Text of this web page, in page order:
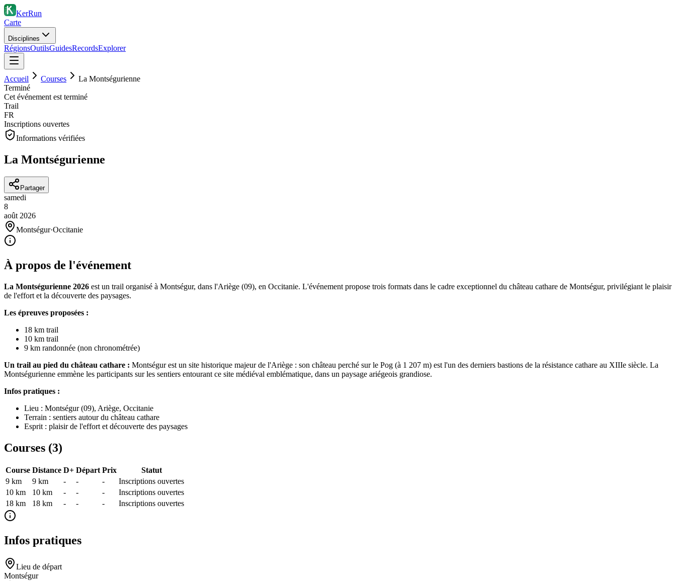
KerRun
Carte
Disciplines
RégionsOutilsGuidesRecordsExplorer
Accueil Courses
La Montségurienne
Terminé
Cet événement est terminé
Trail
FR
Inscriptions ouvertes
Informations vérifiées
La Montségurienne
Partager
samedi
8
août 2026
Montségur·Occitanie
À propos de l'événement
La Montségurienne 2026 est un trail organisé à Montségur, dans l'Ariège (09), en Occitanie. L'événement propose trois formats dans le cadre exceptionnel du château cathare de Montségur, privilégiant le plaisir
de l'effort et la découverte des paysages.
Les épreuves proposées :
18 km trail
10 km trail
9 km randonnée (non chronométrée)
Un trail au pied du château cathare : Montségur est un site historique majeur de l'Ariège : son château perché sur le Pog (à 1 207 m) est l'un des derniers bastions de la résistance cathare au XIIIe siècle. La
Montségurienne emmène les participants sur les sentiers entourant ce site médiéval emblématique, dans un paysage ariégeois grandiose.
Infos pratiques :
Lieu : Montségur (09), Ariège, Occitanie
Terrain : sentiers autour du château cathare
Esprit : plaisir de l'effort et découverte des paysages
Courses (3)
Course Distance D+ Départ Prix
Statut
9 km
9 km - - -
Inscriptions ouvertes
10 km
10 km - - -
Inscriptions ouvertes
18 km
18 km - - - Inscriptions ouvertes
Infos pratiques
Lieu de départ
Montségur